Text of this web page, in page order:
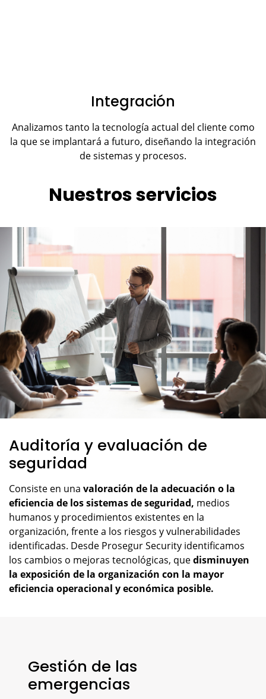
Integración
Analizamos tanto la tecnología actual del cliente como
la que se implantará a futuro, diseñando la integración
de sistemas y procesos.
Nuestros servicios
Auditoría y evaluación de
seguridad
Consiste en una valoración de la adecuación o la
eficiencia de los sistemas de seguridad, medios
humanos y procedimientos existentes en la
organización, frente a los riesgos y vulnerabilidades
identificadas. Desde Prosegur Security identificamos
los cambios o mejoras tecnológicas, quedisminuyen
la exposición de la organización con la mayor
eficiencia operacional y económica posible.
Gestión de las
emergencias